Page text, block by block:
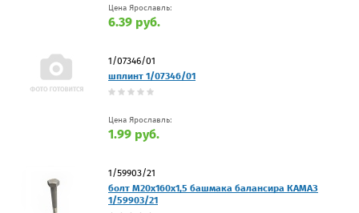
Цена Ярославль:
6.39 руб.
1/07346/01
шплинт 1/07346/01
Цена Ярославль:
1.99 руб.
1/59903/21
болт М20х160х1,5 башмака балансира КАМАЗ
1/59903/21